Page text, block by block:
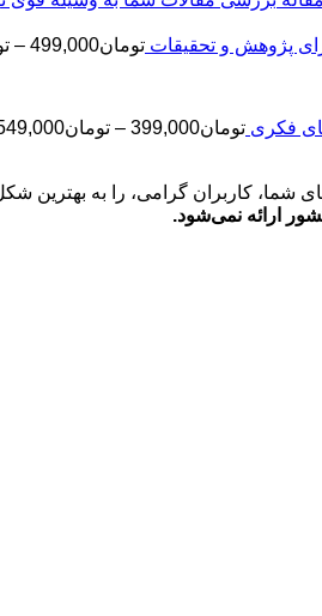
تومان499,000
–
تومان399,000
– تومان
شما، کاربران گرامی، را به بهترین
ارائه نمی‌شود.